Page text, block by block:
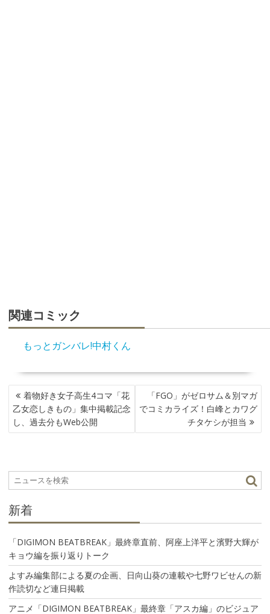
関連コミック
もっとガンバレ!中村くん
投
稿
ナ
ビ
シ
ョ
着物好き女子高生4コマ「花
乙女恋しきもの」集中掲載記念
し、過去分もWeb公開
「FGO」がゼロサム＆別マガ
でコミカライズ！白峰とカワグ
チタケシが担当
新着
「DIGIMON BEATBREAK」最終章直前、阿座上洋平と濱野大輝が
キョウ編を振り返りトーク
よすみ編集部による夏の企画、日向山葵の連載や七野ワビせんの新
作読切など連日掲載
アニメ「DIGIMON BEATBREAK」最終章「アスカ編」のビジュア